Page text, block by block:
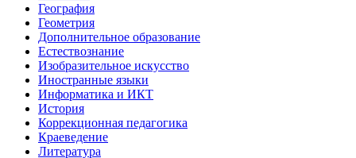
География
Геометрия
Дополнительное образование
Естествознание
Изобразительное искусство
Иностранные языки
Информатика и ИКТ
История
Коррекционная педагогика
Краеведение
Литература